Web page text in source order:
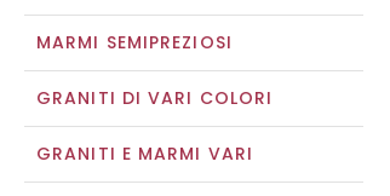
MARMI SEMIPREZIOSI
GRANITI DI VARI COLORI
GRANITI E MARMI VARI